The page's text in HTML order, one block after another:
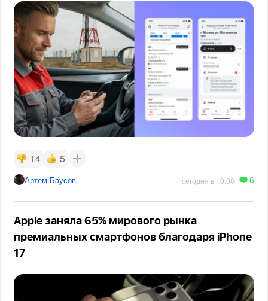
14 5
Артём Баусов сегодня в 10:00 6
Apple заняла 65% мирового рынка
премиальных смартфонов благодаря iPhone
17